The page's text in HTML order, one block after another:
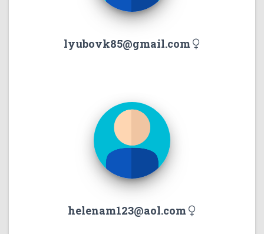
lyubovk85@gmail.com
helenam123@aol.com